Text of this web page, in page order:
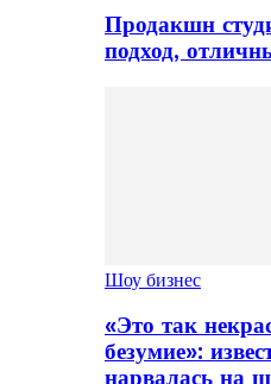
Продакшн
подход,
Шоу бизнес
«Это так
безумие»:
нарвалась на